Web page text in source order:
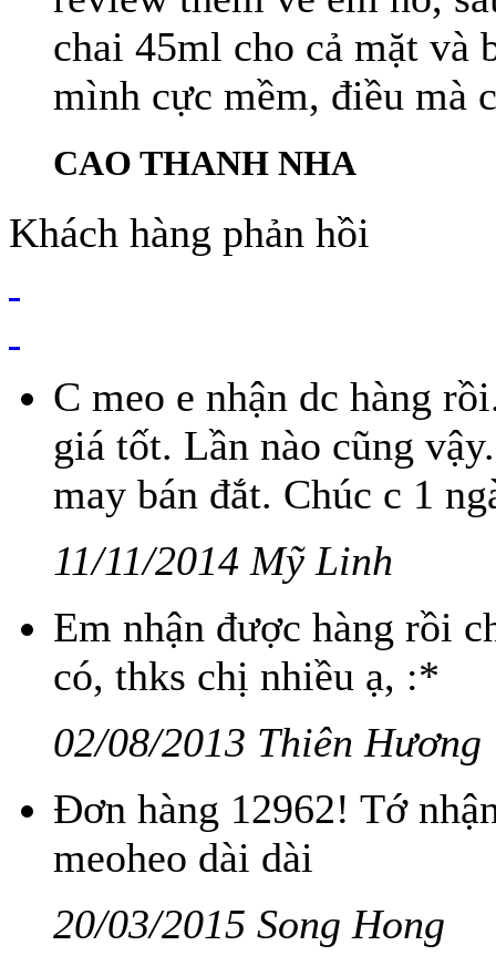
chai 45ml cho cả mặt và
mình cực mềm, điều mà
CAO THANH NHA
Khách hàng phản hồi
C meo e nhận dc hàng
giá tốt. Lần nào cũng
may bán đắt. Chúc c 1
11/11/2014 Mỹ Linh
Em nhận được hàng rồi
có, thks chị nhiều ạ, :*
02/08/2013 Thiên Hương
Đơn hàng 12962! Tớ
meoheo dài dài
20/03/2015 Song Hong